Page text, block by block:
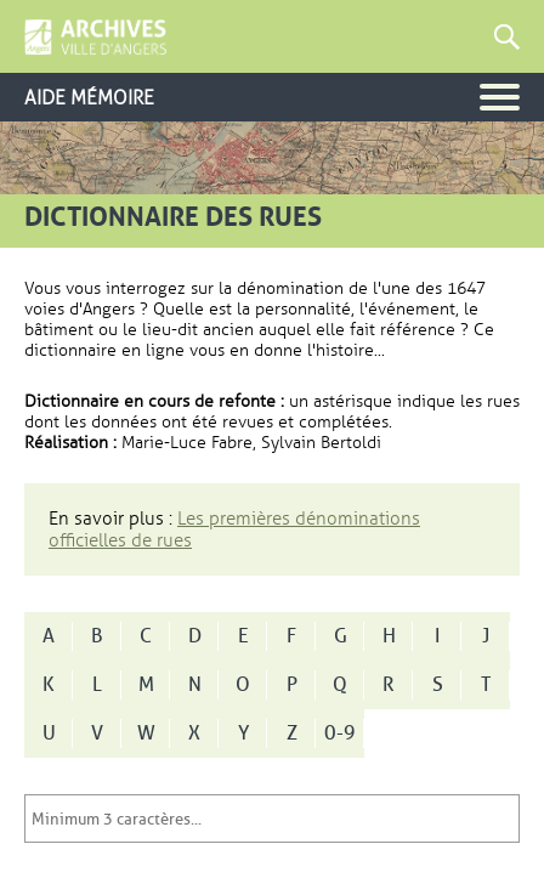
AIDE MÉMOIRE
DICTIONNAIRE DES RUES
Vous vous interrogez sur la dénomination de l'une des 1647
voies d'Angers ? Quelle est la personnalité, l'événement, le
bâtiment ou le lieu-dit ancien auquel elle fait référence ? Ce
dictionnaire en ligne vous en donne l'histoire...
Dictionnaire en cours de refonte : un astérisque indique les rues
dont les données ont été revues et complétées.
Réalisation : Marie-Luce Fabre, Sylvain Bertoldi
En savoir plus : Les premières dénominations
officielles de rues
A B C D E F G H I
J
K
L M N O P Q R S
T
U
V W X Y Z 0-9